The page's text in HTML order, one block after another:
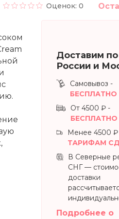
Оценок: 0
Доставим по
России и
Самовывоз -
БЕСПЛАТНО
От 4500 ₽ -
БЕСПЛАТНО
Менее 4500
ТАРИФАМ
В Северные
СНГ —
доставки
Подробнее о